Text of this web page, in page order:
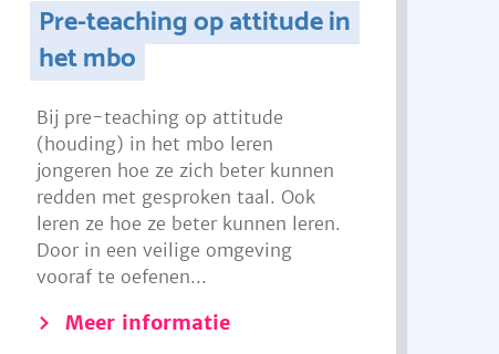
Pre-teaching op attitude in
het mbo
Bij pre-teaching op attitude
(houding) in het mbo leren
jongeren hoe ze zich beter kunnen
redden met gesproken taal. Ook
leren ze hoe ze beter kunnen leren.
Door in een veilige omgeving
vooraf te oefenen...
Meer informatie